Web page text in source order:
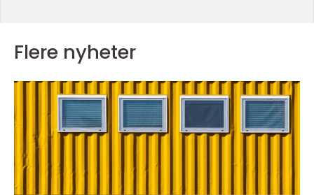
Flere nyheter